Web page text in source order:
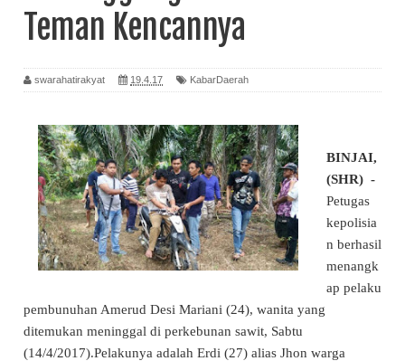
Teman Kencannya
swarahatirakyat 19.4.17 KabarDaerah
BINJAI,
(SHR) -
Petugas
kepolisia
n berhasil
menangk
ap pelaku
pembunuhan Amerud Desi Mariani (24), wanita yang
ditemukan meninggal di perkebunan sawit, Sabtu
(14/4/2017).Pelakunya adalah Erdi (27) alias Jhon warga